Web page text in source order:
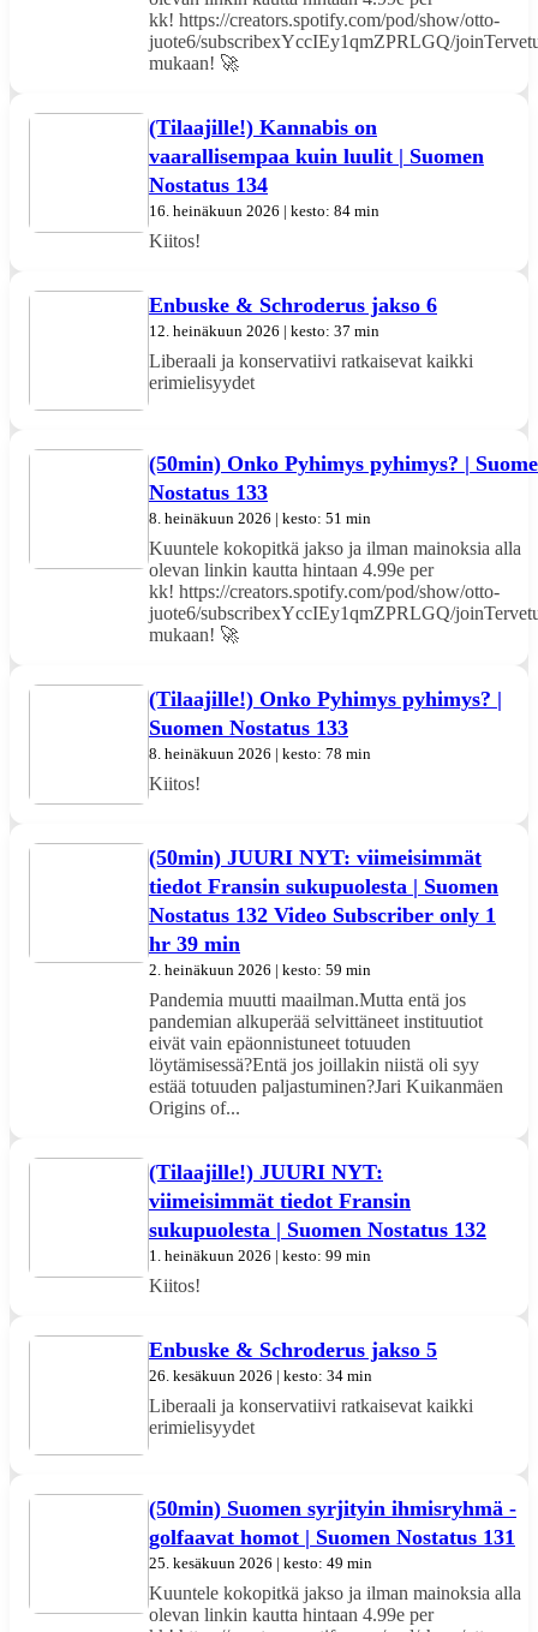
kk! https://creators.spotify.com/pod/show/otto-
juote6/subscribexYccIEy1qmZPRLGQ/
mukaan! 🚀
(Tilaajille!) Kannabis on
vaarallisempaa kuin luulit | Suomen
Nostatus 134
16. heinäkuun 2026 | kesto: 84 min
Kiitos!
Enbuske & Schroderus jakso 6
12. heinäkuun 2026 | kesto: 37 min
Liberaali ja konservatiivi ratkaisevat kaikki
erimielisyydet
(50min) Onko Pyhimys pyhimys? |
Nostatus 133
8. heinäkuun 2026 | kesto: 51 min
Kuuntele kokopitkä jakso ja ilman mainoksia alla
olevan linkin kautta hintaan 4.99e per
kk! https://creators.spotify.com/pod/show/otto-
juote6/subscribexYccIEy1qmZPRLGQ/
mukaan! 🚀
(Tilaajille!) Onko Pyhimys pyhimys? |
Suomen Nostatus 133
8. heinäkuun 2026 | kesto: 78 min
Kiitos!
(50min) JUURI NYT: viimeisimmät
tiedot Fransin sukupuolesta | Suomen
Nostatus 132 Video Subscriber only 1
hr 39 min
2. heinäkuun 2026 | kesto: 59 min
Pandemia muutti maailman.Mutta entä jos
pandemian alkuperää selvittäneet instituutiot
eivät vain epäonnistuneet totuuden
löytämisessä?Entä jos joillakin niistä oli syy
estää totuuden paljastuminen?Jari Kuikanmäen
Origins of...
(Tilaajille!) JUURI NYT:
viimeisimmät tiedot Fransin
sukupuolesta | Suomen Nostatus 132
1. heinäkuun 2026 | kesto: 99 min
Kiitos!
Enbuske & Schroderus jakso 5
26. kesäkuun 2026 | kesto: 34 min
Liberaali ja konservatiivi ratkaisevat kaikki
erimielisyydet
(50min) Suomen syrjityin ihmisryhmä -
golfaavat homot | Suomen Nostatus 131
25. kesäkuun 2026 | kesto: 49 min
Kuuntele kokopitkä jakso ja ilman mainoksia alla
olevan linkin kautta hintaan 4.99e per